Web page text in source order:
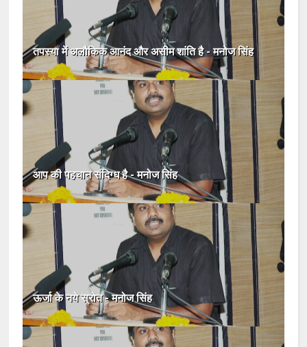
तपस्या में अलौकिक आनंद और असीम शांति है - मनोज सिंह
आप की पहचान संदिग्ध है - मनोज सिंह
ऊर्जा के नये स्रोत - मनोज सिंह